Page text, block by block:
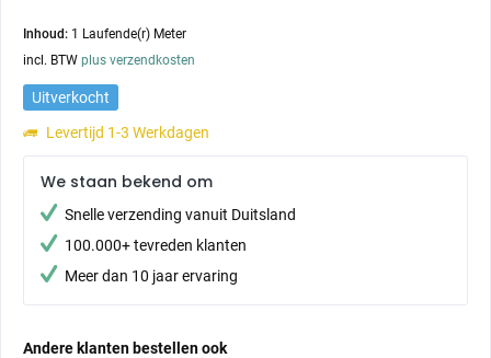
Inhoud: 1 Laufende(r) Meter
incl. BTW plus verzendkosten
Uitverkocht
Levertijd 1-3 Werkdagen
We staan bekend om
Snelle verzending vanuit Duitsland
100.000+ tevreden klanten
Meer dan 10 jaar ervaring
Andere klanten bestellen ook